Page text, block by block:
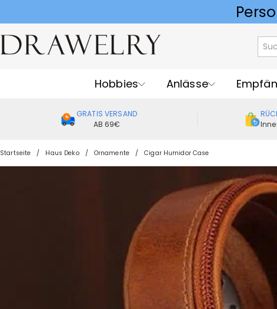
Hobbies Anlässe
GRATIS VERSAND
AB 69€
Startseite Haus Deko Ornamente Cigar Humidor Case